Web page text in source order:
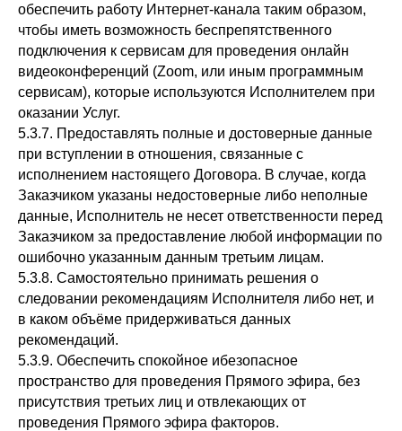
обеспечить работу Интернет-канала таким образом,
чтобы иметь возможность беспрепятственного
подключения к сервисам для проведения онлайн
видеоконференций (Zoom, или иным программным
сервисам), которые используются Исполнителем при
оказании Услуг.
5.3.7. Предоставлять полные и достоверные данные
при вступлении в отношения, связанные с
исполнением настоящего Договора. В случае, когда
Заказчиком указаны недостоверные либо неполные
данные, Исполнитель не несет ответственности перед
Заказчиком за предоставление любой информации по
ошибочно указанным данным третьим лицам.
5.3.8. Самостоятельно принимать решения о
следовании рекомендациям Исполнителя либо нет, и
в каком объёме придерживаться данных
рекомендаций.
5.3.9. Обеспечить спокойное ибезопасное
пространство для проведения Прямого эфира, без
присутствия третьих лиц и отвлекающих от
проведения Прямого эфира факторов.